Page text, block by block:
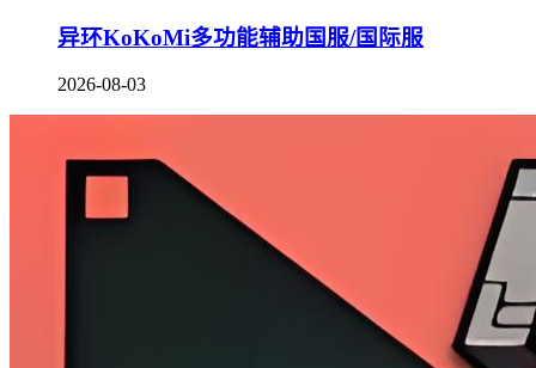
异环KoKoMi多功能辅助国服/国际服
2026-08-03